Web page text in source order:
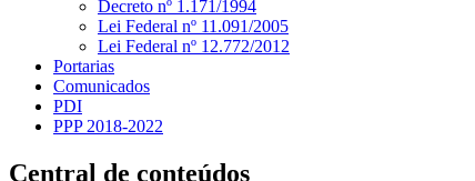
Decreto nº 1.171/1994
Lei Federal nº 11.091/2005
Lei Federal nº 12.772/2012
Portarias
Comunicados
PDI
PPP 2018-2022
Central de conteúdos